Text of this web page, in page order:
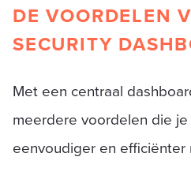
DE VOORDELEN
SECURITY
Met een centraal
meerdere voordelen die
eenvoudiger en efficiënter